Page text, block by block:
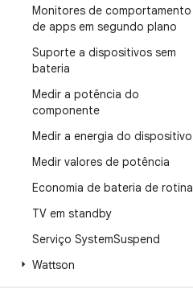
Monitores de comportamento
de apps em segundo plano
Suporte a dispositivos sem
bateria
Medir a potência do
componente
Medir a energia do dispositivo
Medir valores de potência
Economia de bateria de rotina
TV em standby
Serviço SystemSuspend
Wattson